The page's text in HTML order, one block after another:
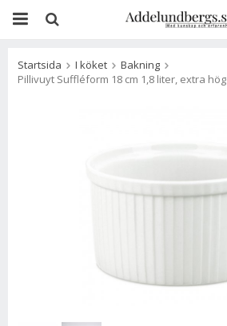
Startsida I köket
Bakning
Pillivuyt Suffléform 18 cm 1,8 liter, extra hög